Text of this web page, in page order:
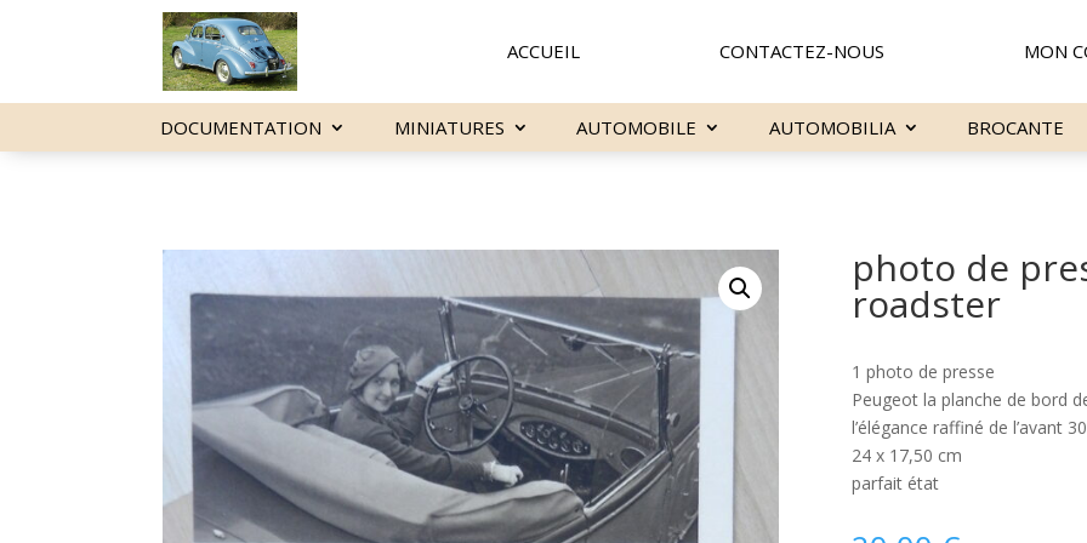
ACCUEIL CONTACTEZ-NOUS MON
DOCUMENTATION MINIATURES AUTOMOBILE AUTOMOBILIA BROCANTE
photo de
roadster
1 photo de presse
Peugeot la planche de bord
l’élégance raffiné de l’avant
24 x 17,50 cm
parfait état